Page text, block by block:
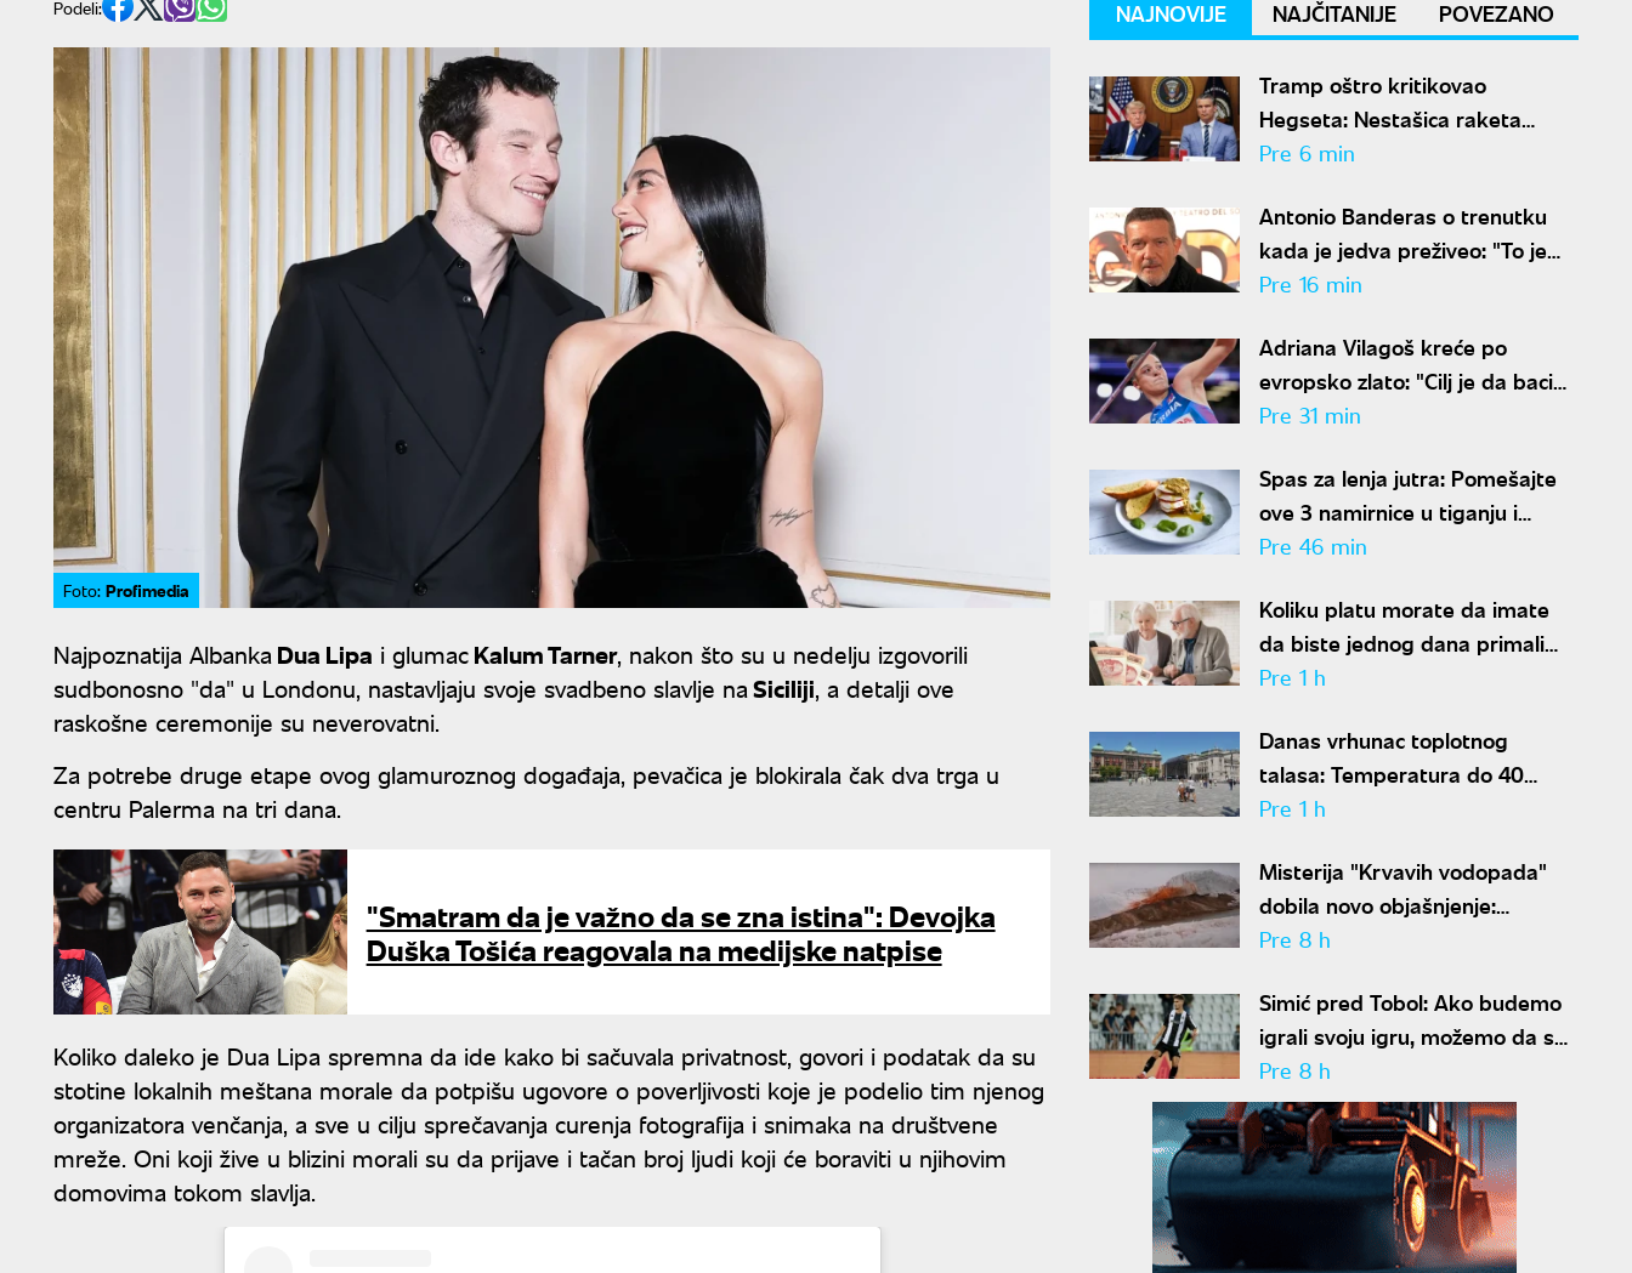
Podeli:
Foto: Profimedia
Najpoznatija Albanka Dua Lipa i glumacKalum Tarner, nakon što su u nedelju izgovorili
sudbonosno "da" u Londonu, nastavljaju svoje svadbeno slavlje naSiciliji, a detalji ove
raskošne ceremonije su neverovatni.
Za potrebe druge etape ovog glamuroznog događaja, pevačica je blokirala čak dva trga u
centru Palerma na tri dana.
"Smatram da je važno da se zna istina": Devojka
Duška Tošića reagovala na medijske natpise
Koliko daleko je Dua Lipa spremna da ide kako bi sačuvala privatnost, govori i podatak da su
stotine lokalnih meštana morale da potpišu ugovore o poverljivosti koje je podelio tim njenog
organizatora venčanja, a sve u cilju sprečavanja curenja fotografija i snimaka na društvene
mreže. Oni koji žive u blizini morali su da prijave i tačan broj ljudi koji će boraviti u njihovim
domovima tokom slavlja.
NAJNOVIJE NAJČITANIJE POVEZANO
Tramp oštro kritikovao
Hegseta: Nestašica raketa
zaustavila nove udare na Iran
Pre 6 min
Antonio Banderas o trenutku
kada je jedva preživeo: "To je
najbolja stvar koja mi se desila"
Pre 16 min
Adriana Vilagoš kreće po
evropsko zlato: "Cilj je da bacim
dalje nego ove sezone"
Pre 31 min
Spas za lenja jutra: Pomešajte
ove 3 namirnice u tiganju i
dobićete doručak dostojan
Pre 46 min
Koliku platu morate da imate
da biste jednog dana primali
penziju od 100.000 dinara?
Pre 1 h
Danas vrhunac toplotnog
talasa: Temperatura do 40
stepeni, za vikend konačno stiže
Pre 1 h
Misterija "Krvavih vodopada"
dobila novo objašnjenje:
Otkriven drevni ekosistem na
Pre 8 h
Simić pred Tobol: Ako budemo
igrali svoju igru, možemo da se
nadamo najboljem
Pre 8 h